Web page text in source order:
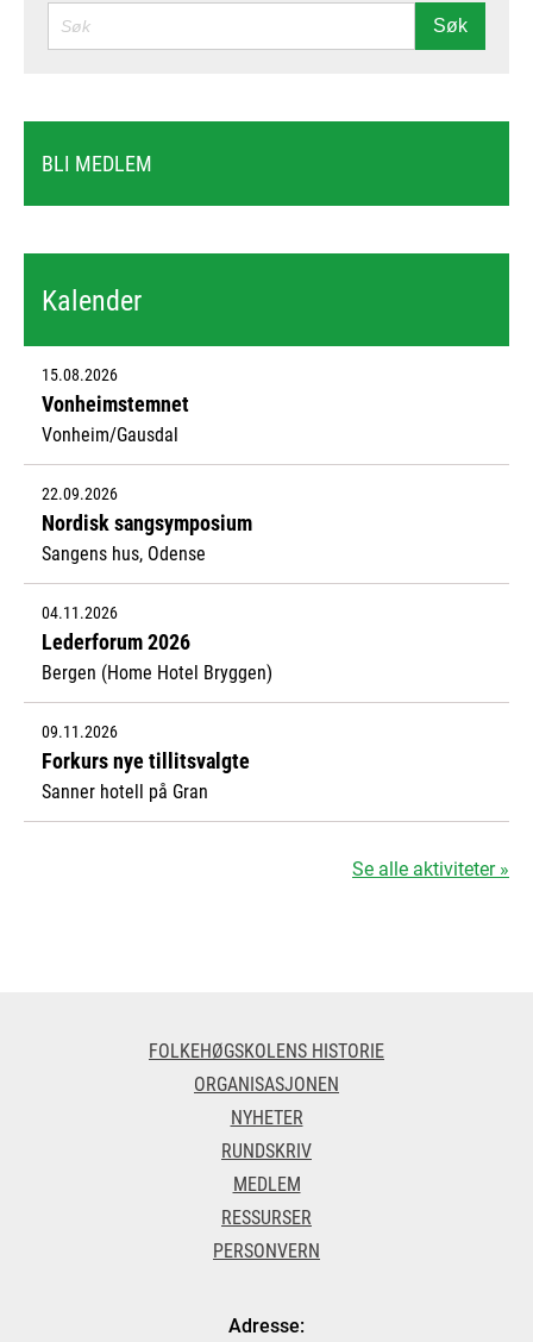
SØK Søk
BLI MEDLEM
Kalender
15.08.2026
Vonheimstemnet
Vonheim/Gausdal
22.09.2026
Nordisk sangsymposium
Sangens hus, Odense
04.11.2026
Lederforum 2026
Bergen (Home Hotel Bryggen)
09.11.2026
Forkurs nye tillitsvalgte
Sanner hotell på Gran
Se alle aktiviteter »
FOLKEHØGSKOLENS HISTORIE
ORGANISASJONEN
NYHETER
RUNDSKRIV
MEDLEM
RESSURSER
PERSONVERN
Adresse: